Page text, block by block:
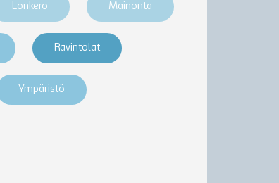
Lonkero Mainonta
Ravintolat
Ympäristö